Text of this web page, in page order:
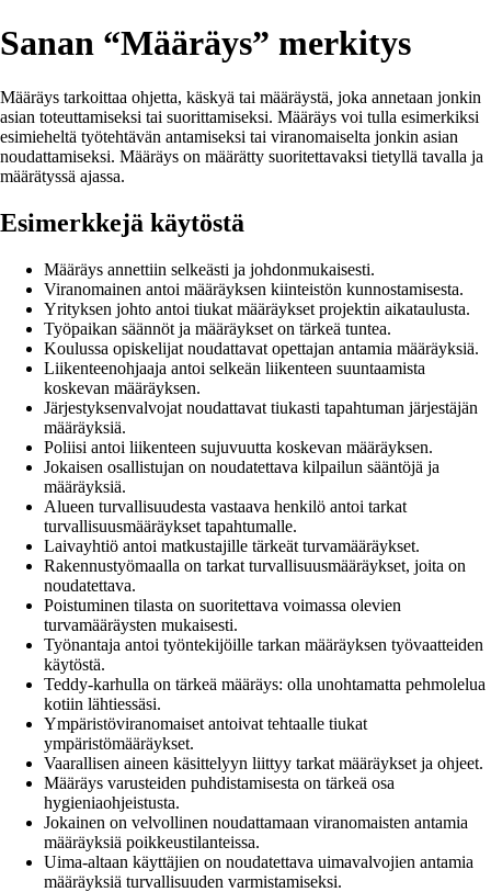
Sanan “Määräys” merkitys
Määräys tarkoittaa ohjetta, käskyä tai määräystä, joka annetaan jonkin
asian toteuttamiseksi tai suorittamiseksi. Määräys voi tulla esimerkiksi
esimieheltä työtehtävän antamiseksi tai viranomaiselta jonkin asian
noudattamiseksi. Määräys on määrätty suoritettavaksi tietyllä tavalla ja
määrätyssä ajassa.
Esimerkkejä käytöstä
Määräys annettiin selkeästi ja johdonmukaisesti.
Viranomainen antoi määräyksen kiinteistön kunnostamisesta.
Yrityksen johto antoi tiukat määräykset projektin aikataulusta.
Työpaikan säännöt ja määräykset on tärkeä tuntea.
Koulussa opiskelijat noudattavat opettajan antamia määräyksiä.
Liikenteenohjaaja antoi selkeän liikenteen suuntaamista
koskevan määräyksen.
Järjestyksenvalvojat noudattavat tiukasti tapahtuman järjestäjän
määräyksiä.
Poliisi antoi liikenteen sujuvuutta koskevan määräyksen.
Jokaisen osallistujan on noudatettava kilpailun sääntöjä ja
määräyksiä.
Alueen turvallisuudesta vastaava henkilö antoi tarkat
turvallisuusmääräykset tapahtumalle.
Laivayhtiö antoi matkustajille tärkeät turvamääräykset.
Rakennustyömaalla on tarkat turvallisuusmääräykset, joita on
noudatettava.
Poistuminen tilasta on suoritettava voimassa olevien
turvamääräysten mukaisesti.
Työnantaja antoi työntekijöille tarkan määräyksen työvaatteiden
käytöstä.
Teddy-karhulla on tärkeä määräys: olla unohtamatta pehmolelua
kotiin lähtiessäsi.
Ympäristöviranomaiset antoivat tehtaalle tiukat
ympäristömääräykset.
Vaarallisen aineen käsittelyyn liittyy tarkat määräykset ja ohjeet.
Määräys varusteiden puhdistamisesta on tärkeä osa
hygieniaohjeistusta.
Jokainen on velvollinen noudattamaan viranomaisten antamia
määräyksiä poikkeustilanteissa.
Uima-altaan käyttäjien on noudatettava uimavalvojien antamia
määräyksiä turvallisuuden varmistamiseksi.